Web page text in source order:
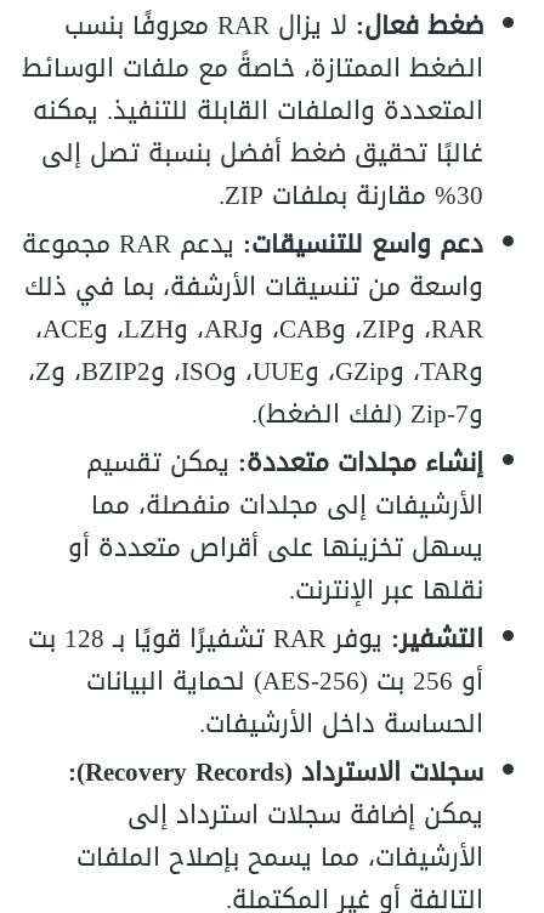
ضغط فعال:
لا يزال RAR معروفًا بنسب
الضغط الممتازة، خاصةً مع ملفات الوسائط
المتعددة والملفات القابلة للتنفيذ. يمكنه
غالبًا تحقيق ضغط أفضل بنسبة تصل إلى
30% مقارنة بملفات ZIP.
دعم واسع للتنسيقات:
يدعم RAR مجموعة
واسعة من تنسيقات الأرشفة، بما في ذلك
RAR، وZIP، وCAB، وARJ، وLZH، وACE،
وTAR، وGZip، وUUE، وISO، وBZIP2، وZ،
و7-Zip (لفك الضغط).
إنشاء مجلدات متعددة: يمكن تقسيم
الأرشيفات إلى مجلدات منفصلة، مما
يسهل تخزينها على أقراص متعددة أو
نقلها عبر الإنترنت.
التشفير:
يوفر RAR تشفيرًا قويًا بـ 128 بت
أو 256 بت (AES-256) لحماية البيانات
الحساسة داخل الأرشيفات.
سجلات الاسترداد (Recovery Records):
يمكن إضافة سجلات استرداد إلى
الأرشيفات، مما يسمح بإصلاح الملفات
التالفة أو غير المكتملة.